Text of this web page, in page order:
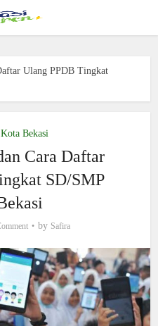
Ulang PPDB Tingkat
Kota Bekasi
Cara Daftar
SD/SMP
by Safira